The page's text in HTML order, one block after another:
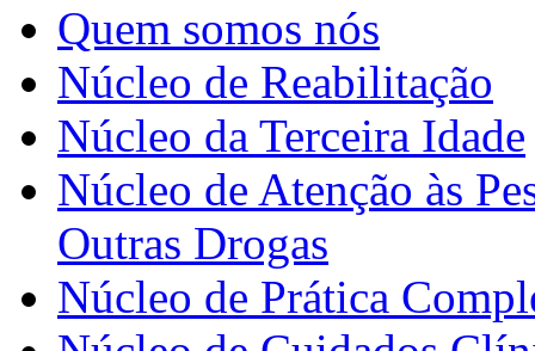
Quem somos nós
Núcleo de Reabilitação
Núcleo da Terceira Idade
Núcleo de Atenção às
Outras Drogas
Núcleo de Prática